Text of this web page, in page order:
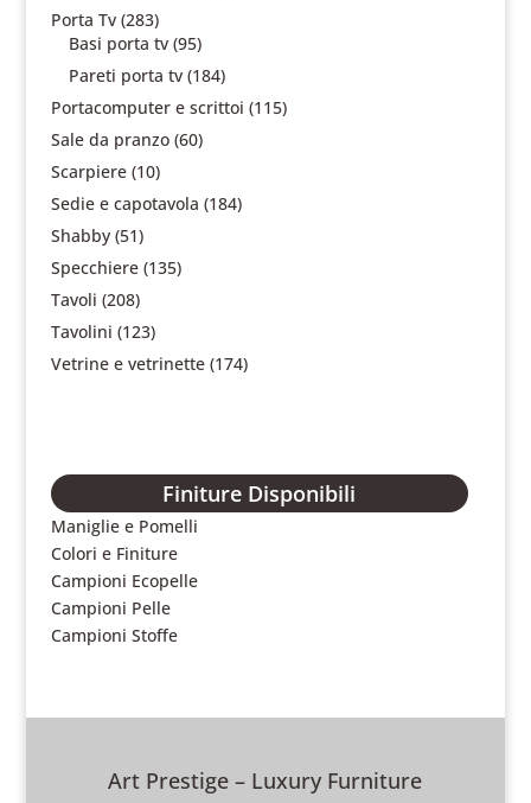
Porta Tv (283)
Basi porta tv (95)
Pareti porta tv (184)
Portacomputer e scrittoi (115)
Sale da pranzo (60)
Scarpiere (10)
Sedie e capotavola (184)
Shabby (51)
Specchiere (135)
Tavoli (208)
Tavolini (123)
Vetrine e vetrinette (174)
Finiture Disponibili
Maniglie e Pomelli
Colori e Finiture
Campioni Ecopelle
Campioni Pelle
Campioni Stoffe
Art Prestige – Luxury Furniture